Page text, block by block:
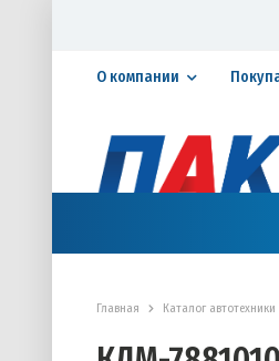
О компании
Главная Каталог автотехники